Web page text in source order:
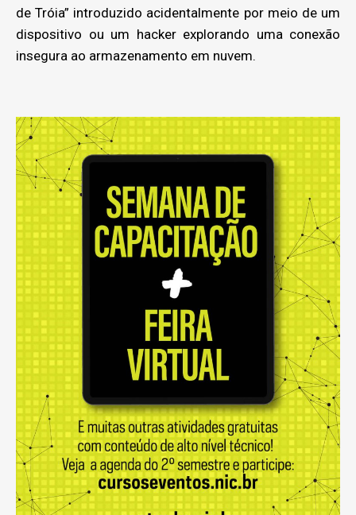
de Tróia” introduzido acidentalmente por meio de um
dispositivo ou um hacker explorando uma conexão
insegura ao armazenamento em nuvem.